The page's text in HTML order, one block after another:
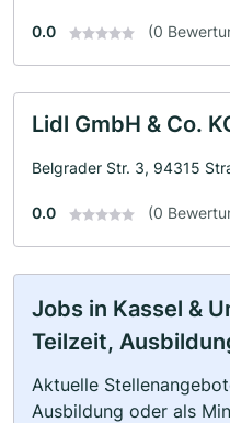
0.0 (0
Lidl GmbH & Co.
Belgrader Str. 3, 94315
0.0 (0
Jobs in Kassel &
Teilzeit,
Aktuelle
Ausbildung oder als